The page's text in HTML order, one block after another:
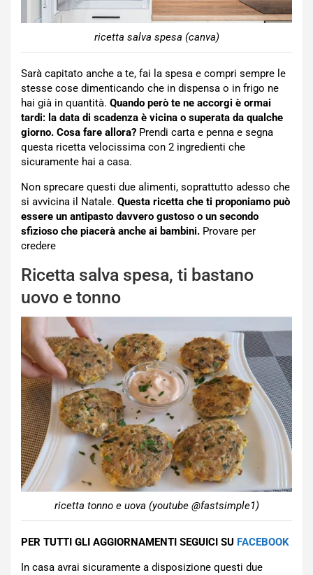
ricetta salva spesa (canva)
Sarà capitato anche a te, fai la spesa e compri sempre le
stesse cose dimenticando che in dispensa o in frigo ne
hai già in quantità. Quando però te ne accorgi è ormai
tardi: la data di scadenza è vicina o superata da qualche
giorno. Cosa fare allora? Prendi carta e penna e segna
questa ricetta velocissima con 2 ingredienti che
sicuramente hai a casa.
Non sprecare questi due alimenti, soprattutto adesso che
si avvicina il Natale. Questa ricetta che ti proponiamo può
essere un antipasto davvero gustoso o un secondo
sfizioso che piacerà anche ai bambini. Provare per
credere
Ricetta salva spesa, ti bastano
uovo e tonno
ricetta tonno e uova (youtube @fastsimple1)
PER TUTTI GLI AGGIORNAMENTI SEGUICI SU FACEBOOK
In casa avrai sicuramente a disposizione questi due